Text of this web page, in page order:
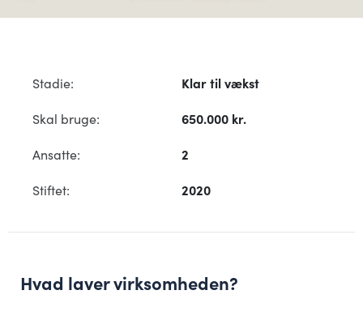
Stadie:
Klar til vækst
Skal bruge:
650.000 kr.
Ansatte:
2
Stiftet:
2020
Hvad laver virksomheden?